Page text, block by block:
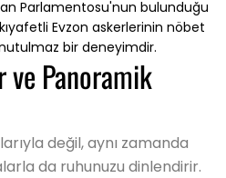
Parlamentosu'nun bulunduğu
Evzon askerlerinin nöbet
bir deneyimdir.
ve Panoramik
değil, aynı zamanda
da ruhunuzu dinlendirir.